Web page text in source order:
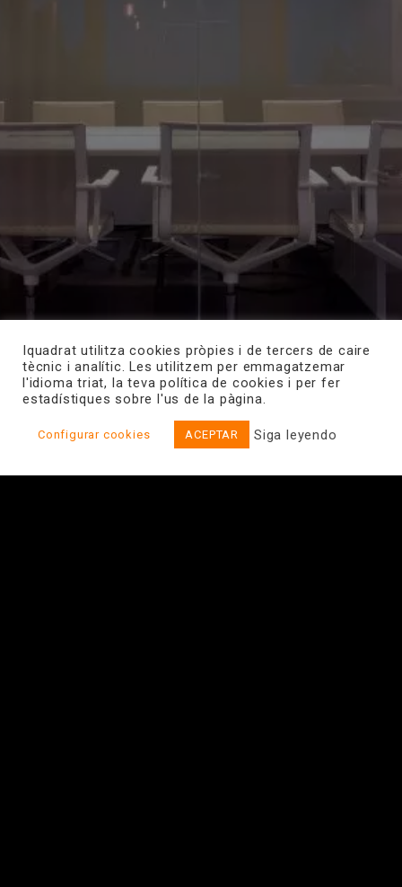
ARQUITECTURA DE LA INFORMACIÓN,DISEÑO WEB,
IDENTIDAD,WORDPRESS
GRANVIA BUSINESS CENTER
Iquadrat utilitza cookies pròpies i de tercers de caire
tècnic i analític. Les utilitzem per emmagatzemar
l'idioma triat, la teva política de cookies i per fer
estadístiques sobre l'us de la pàgina.
Configurar cookies ACEPTAR Siga leyendo